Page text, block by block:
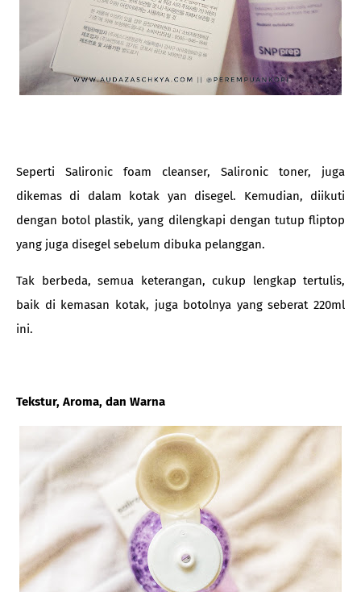
Seperti Salironic foam cleanser, Salironic toner, juga
dikemas di dalam kotak yan disegel. Kemudian, diikuti
dengan botol plastik, yang dilengkapi dengan tutup fliptop
yang juga disegel sebelum dibuka pelanggan.
Tak berbeda, semua keterangan, cukup lengkap tertulis,
baik di kemasan kotak, juga botolnya yang seberat 220ml
ini.
Tekstur, Aroma, dan Warna